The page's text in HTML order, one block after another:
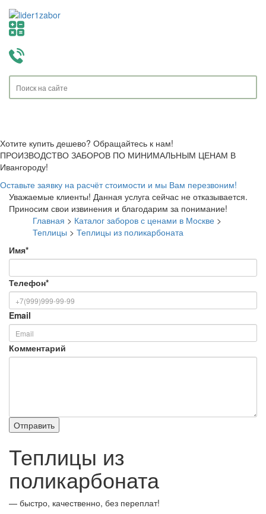
Хотите купить дешево? Обращайтесь к нам!
ПРОИЗВОДСТВО ЗАБОРОВ ПО МИНИМАЛЬНЫМ ЦЕНАМ В
Ивангороду!
Оставьте заявку на расчёт стоимости и мы Вам перезвоним!
Уважаемые клиенты! Данная услуга сейчас не отказывается.
Приносим свои извинения и благодарим за понимание!
Главная > Каталог заборов с ценами в Москве >
Теплицы > Теплицы из поликарбоната
Имя*
Телефон*
Email
Комментарий
Теплицы из
поликарбоната
— быстро, качественно, без переплат!